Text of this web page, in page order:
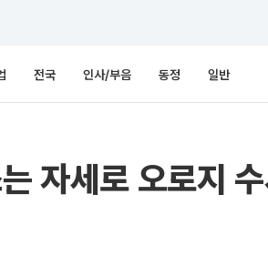
전국 인사/부음 동정 일반
자세로 오로지